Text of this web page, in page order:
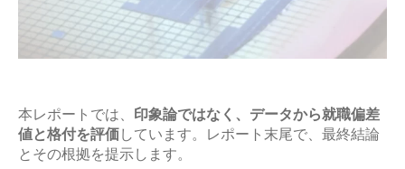
【激
い？】”
本レポートでは、 印象論ではなく、データから就職偏差
値と格付を評価しています。レポート末尾で、最終結論
とその根拠を提示します。